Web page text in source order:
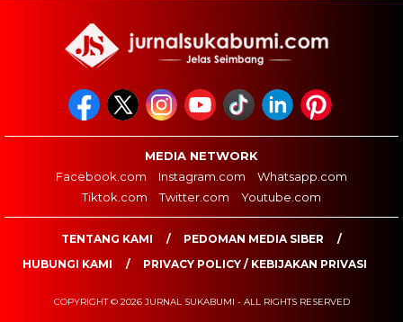
MEDIA NETWORK
Facebook.com
Instagram.com
Whatsapp.com
Tiktok.com
Twitter.com Youtube.com
TENTANG KAMI
PEDOMAN MEDIA SIBER
HUBUNGI KAMI
PRIVACY POLICY / KEBIJAKAN PRIVASI
COPYRIGHT © 2026 JURNAL SUKABUMI - ALL RIGHTS RESERVED